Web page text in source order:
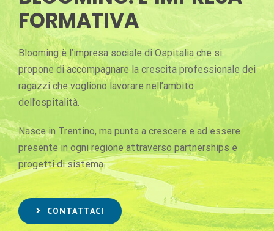
FORMATIVA
Blooming è l’impresa sociale di Ospitalia che si
propone di accompagnare la crescita professionale dei
ragazzi che vogliono lavorare nell’ambito
dell’ospitalità.
Nasce in Trentino, ma punta a crescere e ad essere
presente in ogni regione attraverso partnerships e
progetti di sistema.
CONTATTACI